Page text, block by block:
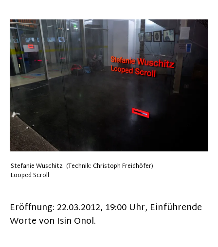
Stefanie Wuschitz (Technik: Christoph Freidhöfer)
Looped Scroll
Eröffnung: 22.03.2012, 19:00 Uhr, Einführende
Worte von Isin Onol.